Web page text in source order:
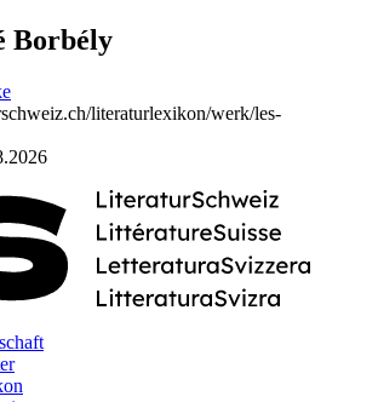
Borbély
literaturlexikon/werk/les-